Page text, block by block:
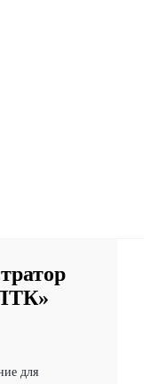
для